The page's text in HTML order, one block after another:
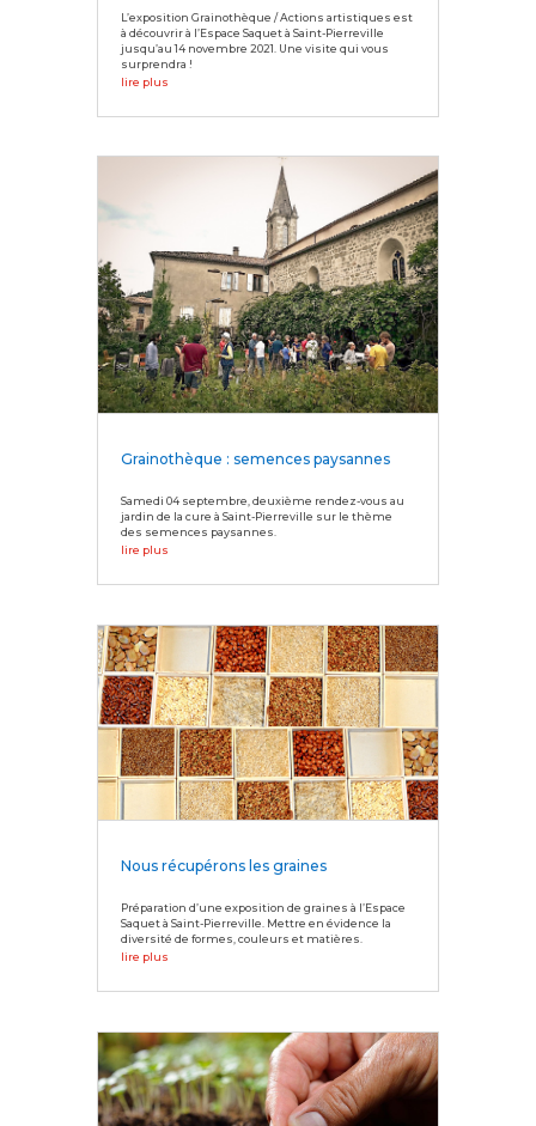
L’exposition Grainothèque / Actions artistiques est
à découvrir à l’Espace Saquet à Saint-Pierreville
jusqu’au 14 novembre 2021. Une visite qui vous
surprendra !
lire plus
Grainothèque : semences paysannes
Samedi 04 septembre, deuxième rendez-vous au
jardin de la cure à Saint-Pierreville sur le thème
des semences paysannes.
lire plus
Nous récupérons les graines
Préparation d’une exposition de graines à l’Espace
Saquet à Saint-Pierreville. Mettre en évidence la
diversité de formes, couleurs et matières.
lire plus